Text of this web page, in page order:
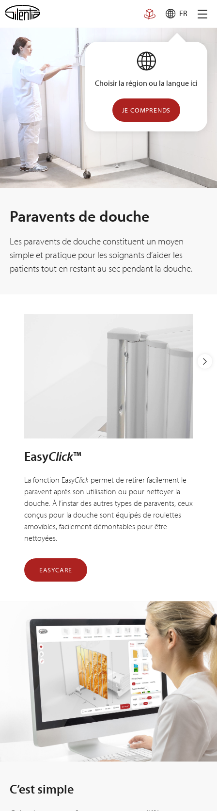
Skip
to
FR
Choisir la région ou la langue ici
JE COMPRENDS
Paravents de douche
Les paravents de douche constituent un moyen
simple et pratique pour les soignants d’aider les
patients tout en restant au sec pendant la douche.
EasyClick™
La fonction EasyClick permet de retirer facilement le
paravent après son utilisation ou pour nettoyer la
douche. À l’instar des autres types de paravents, ceux
conçus pour la douche sont équipés de roulettes
amovibles, facilement démontables pour être
nettoyées.
EASYCARE
C’est simple